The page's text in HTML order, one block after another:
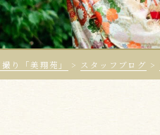
り「美翔苑」 > スタッフブログ >